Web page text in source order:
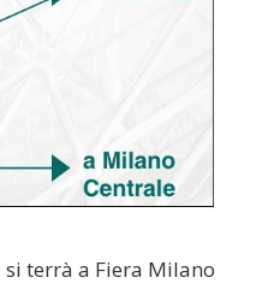
si terrà a Fiera Milano